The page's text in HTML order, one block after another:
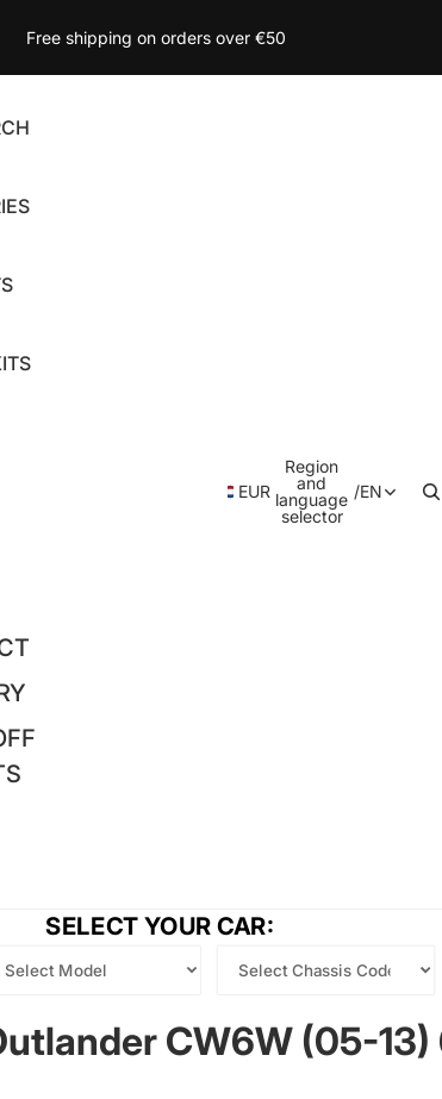
Free shipping on orders over €50
EUR
Region
and
language
selector
/EN
SELECT YOUR CAR:
CW6W (05-